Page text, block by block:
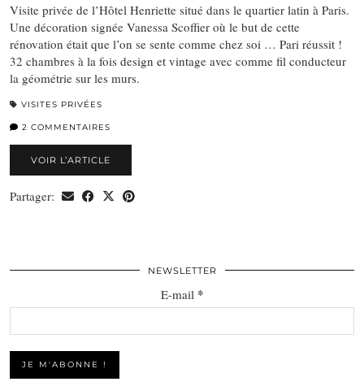
Visite privée de l’Hôtel Henriette situé dans le quartier latin à Paris.
Une décoration signée Vanessa Scoffier où le but de cette
rénovation était que l’on se sente comme chez soi … Pari réussit !
32 chambres à la fois design et vintage avec comme fil conducteur
la géométrie sur les murs.
VISITES PRIVÉES
2 COMMENTAIRES
VOIR L’ARTICLE
Partager:
NEWSLETTER
E-mail *